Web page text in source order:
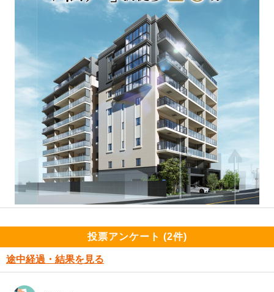
投票アンケート (2件)
途中経過・結果を見る